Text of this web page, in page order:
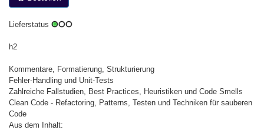
Lieferstatus
h2
Kommentare, Formatierung, Strukturierung
Fehler-Handling und Unit-Tests
Zahlreiche Fallstudien, Best Practices, Heuristiken und Code Smells
Clean Code - Refactoring, Patterns, Testen und Techniken für sauberen
Code
Aus dem Inhalt: